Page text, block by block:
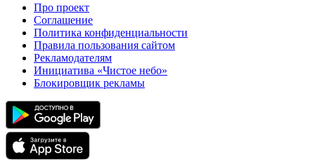
Про проект
Соглашение
Политика конфиденциальности
Правила пользования сайтом
Рекламодателям
Инициатива «Чистое небо»
Блокировщик рекламы